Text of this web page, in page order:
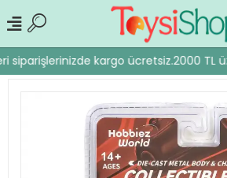
siparişlerinizde kargo ücretsiz.2000 TL